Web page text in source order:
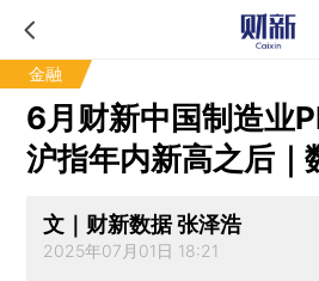
金融
6月财新中国制造业
沪指年内新高之后｜
文｜财新数据 张泽浩
2025年07月01日 18:21